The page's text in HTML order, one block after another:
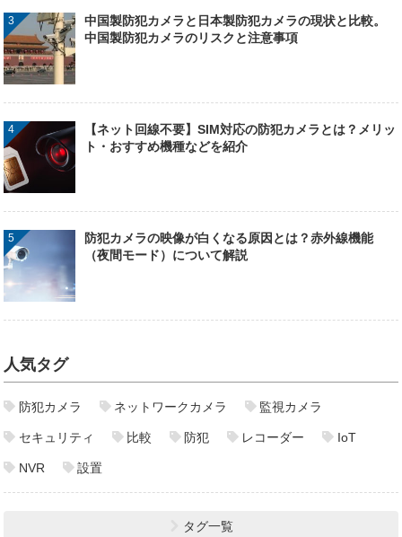
中国製防犯カメラと日本製防犯カメラの現状と比較。
中国製防犯カメラのリスクと注意事項
【ネット回線不要】SIM対応の防犯カメラとは？メリッ
ト・おすすめ機種などを紹介
防犯カメラの映像が白くなる原因とは？赤外線機能
（夜間モード）について解説
人気タグ
防犯カメラ ネットワークカメラ 監視カメラ
セキュリティ 比較 防犯 レコーダー IoT
NVR 設置
タグ一覧